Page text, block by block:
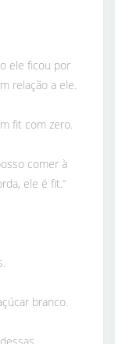
ele ficou por
relação a ele.
fit com zero.
comer à
ele é fit.”
branco.